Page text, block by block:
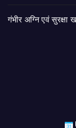
गंभीर अग्नि एवं